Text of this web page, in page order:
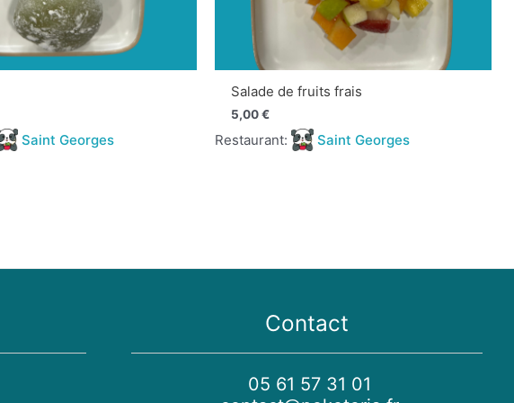
Saint Georges
Salade de fruits frais
5,00€
Restaurant: Saint Georges
Contact
05 61 57 31 01